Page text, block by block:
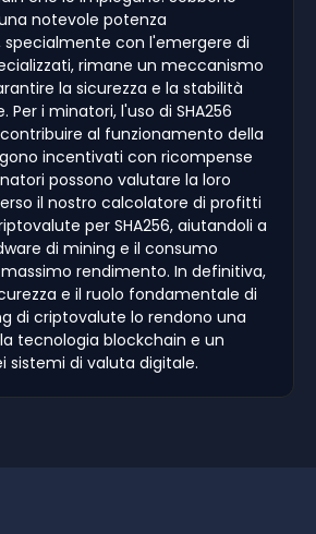
notevole potenza
con l'emergere di
rimane un meccanismo
la sicurezza e la stabilità
i minatori, l'uso di SHA256
al funzionamento della
incentivati con ricompense
possono valutare la loro
il nostro calcolatore di profitti
per SHA256, aiutandoli a
di mining e il consumo
rendimento. In definitiva,
e il ruolo fondamentale di
di criptovalute lo rendono una
tecnologia blockchain e un
sistemi di valuta digitale.